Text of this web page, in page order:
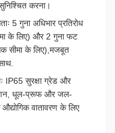
करना।
5 गुना अधिभार प्रतिरोध
के लिए) और 2 गुना फट
सीमा के लिए),मजबूत
IP65 सुरक्षा ग्रेड और
धूल-प्रूफ और जल-
वातावरण के लिए